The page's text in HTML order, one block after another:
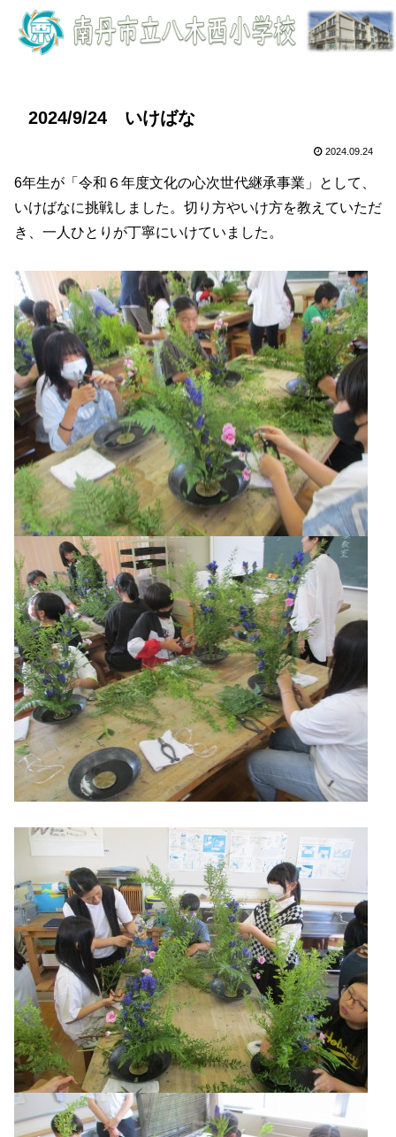
2024/9/24 いけばな
2024.09.24
6年生が「令和６年度文化の心次世代継承事業」として、
いけばなに挑戦しました。切り方やいけ方を教えていただ
き、一人ひとりが丁寧にいけていました。